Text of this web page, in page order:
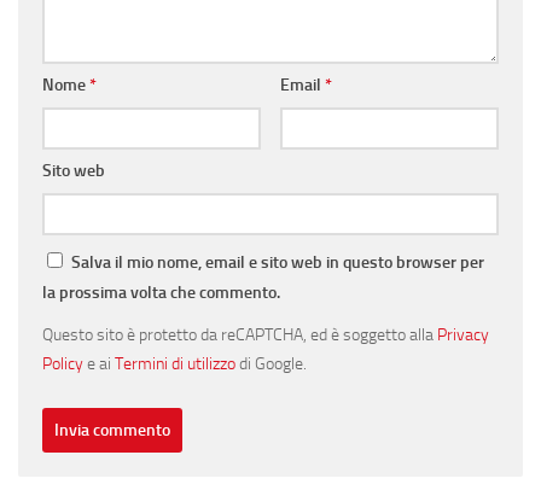
Nome* Email *
Sito web
Salva il mio nome, email e sito web in questo browser per
la prossima volta che commento.
Questo sito è protetto da reCAPTCHA, ed è soggetto alla Privacy
Policye ai Termini di utilizzodi Google.